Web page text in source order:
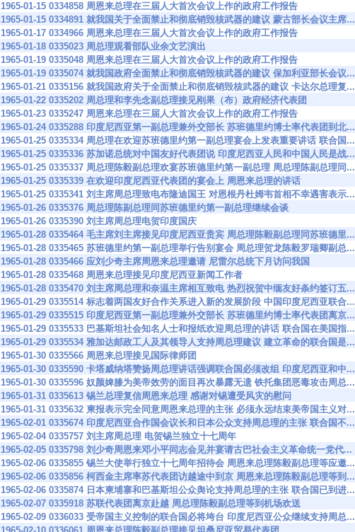
1965-01-15 0334858 周恩来总理在三届人大首次会议上作的政府工作报告
1965-01-15 0334891 就我国关于全面禁止和彻底销毁核武器的建议 蒙古部长会议主席...
1965-01-17 0334966 周恩来总理在三届人大首次会议上作的政府工作报告
1965-01-18 0335023 周总理观看部队业余文艺演出
1965-01-19 0335048 周恩来总理在三届人大首次会议上作的政府工作报告
1965-01-19 0335074 就我国政府全面禁止和彻底销毁核武器的建议 保加利亚部长会议...
1965-01-21 0335156 就我国政府关于全面禁止和彻底销毁核武器的建议 卡达尔总理复...
1965-01-22 0335202 周总理和李先念副总理接见刚果（布）政府经济代表团
1965-01-23 0335247 周恩来总理在三届人大首次会议上作的政府工作报告
1965-01-24 0335288 印度尼西亚第一副总理兼外交部长 苏班德里约博士率代表团到北...
1965-01-25 0335334 周总理在欢迎苏班德里约第一副总理宴会上发表重要讲话 联合国...
1965-01-25 0335336 苏加诺总统对中国友好代表团说 印度尼西亚人民和中国人民是战...
1965-01-25 0335337 周总理陈毅副总理欢宴苏班德里约第一副总理 周总理陈副总理同...
1965-01-25 0335339 在欢迎印度尼西亚代表团的宴会上 周恩来总理的讲话
1965-01-25 0335341 刘主席周总理致电布隆迪国王 对恩根丹杜姆韦首相不幸遇害表示...
1965-01-26 0335376 周总理陈副总理同苏班德里约第一副总理继续会谈
1965-01-26 0335390 刘主席周总理电贺印度国庆
1965-01-28 0335464 毛主席刘主席接见印度尼西亚贵宾 周总理陈毅副总理同苏班德里...
1965-01-28 0335465 苏班德里约第一副总理举行告别宴会 周总理贺龙陈毅罗瑞卿副总...
1965-01-28 0335466 应刘少奇主席周恩来总理邀请 尼雷尔总统下月访问我国
1965-01-28 0335468 周恩来总理接见印度尼西亚新闻工作者
1965-01-28 0335470 刘主席周总理和奈温主席相互致电 热烈祝贺中缅友好条约签订五...
1965-01-29 0335514 标志着两国友好合作关系进入新的发展阶段 中国印度尼西亚联合...
1965-01-29 0335515 印度尼西亚第一副总理兼外交部长 苏班德里约博士率代表团离京...
1965-01-29 0335533 巴基斯坦社会知名人士和报纸欢迎周总理的讲话 联合国在美国指...
1965-01-29 0335534 雅加达邮政工人及其领导人支持周总理建议 建立革命的联合国是...
1965-01-30 0335566 周恩来总理接见国际律师团
1965-01-30 0335590 卡塔威纳塔赞扬周总理讲话强调联合国必须改组 印度尼西亚和中...
1965-01-30 0335596 奴颜婢膝为美帝效劳的面目再次暴露无遗 铁托集团恶毒攻击周总...
1965-01-31 0335613 锡兰总理复信周恩来总理 感谢对锡遭受风灾的慰问
1965-01-31 0335632 柬报表示完全同意周恩来总理的主张 必须永远结束美帝国主义对...
1965-02-01 0335674 印度尼西亚合作国会议长和日本公众支持周总理的主张 联合国不...
1965-02-04 0335757 刘主席周总理 电贺锡兰独立十七周年
1965-02-05 0335798 刘少奇周恩来邓小平同志会见并宴请古巴社会主义革命统一党代...
1965-02-06 0335855 锡兰大使举行独立十七周年招待会 周恩来总理陈毅副总理等应邀...
1965-02-06 0335856 柯西金主席率苏代表团访越途中到京 周恩来总理陈毅副总理等到...
1965-02-06 0335874 日本柬埔寨和巴基斯坦公众舆论支持周总理的主张 联合国已到进...
1965-02-07 0335918 苏联代表团离京赴越 周总理陈毅副总理等到机场欢送
1965-02-09 0336033 受帝国主义控制的联合国必将垮台 印度尼西亚公众继续支持周总...